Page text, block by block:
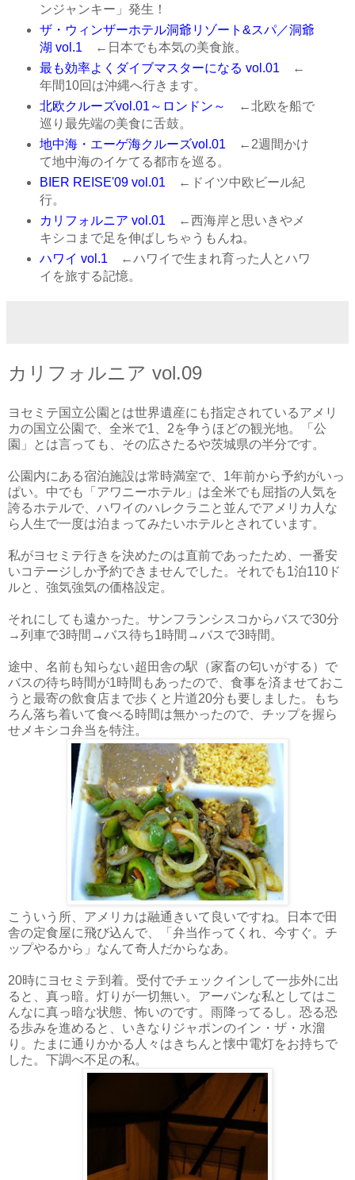
ンジャンキー」発生！
ザ・ウィンザーホテル洞爺リゾート&スパ／洞爺
湖 vol.1 ←日本でも本気の美食旅。
最も効率よくダイブマスターになる vol.01 ←
年間10回は沖縄へ行きます。
北欧クルーズvol.01～ロンドン～
←北欧を船で
巡り最先端の美食に舌鼓。
地中海・エーゲ海クルーズvol.01 ←2週間かけ
て地中海のイケてる都市を巡る。
BIER REISE'09 vol.01 ←ドイツ中欧ビール紀
行。
カリフォルニア vol.01 ←西海岸と思いきやメ
キシコまで足を伸ばしちゃうもんね。
ハワイ vol.1 ←ハワイで生まれ育った人とハワ
イを旅する記憶。
カリフォルニア vol.09
ヨセミテ国立公園とは世界遺産にも指定されているアメリ
カの国立公園で、全米で1、2を争うほどの観光地。「公
園」とは言っても、その広さたるや茨城県の半分です。
公園内にある宿泊施設は常時満室で、1年前から予約がいっ
ぱい。中でも「アワニーホテル」は全米でも屈指の人気を
誇るホテルで、ハワイのハレクラニと並んでアメリカ人な
ら人生で一度は泊まってみたいホテルとされています。
私がヨセミテ行きを決めたのは直前であったため、一番安
いコテージしか予約できませんでした。それでも1泊110ド
ルと、強気強気の価格設定。
それにしても遠かった。サンフランシスコからバスで30分
→列車で3時間→バス待ち1時間→バスで3時間。
途中、名前も知らない超田舎の駅（家畜の匂いがする）で
バスの待ち時間が1時間もあったので、食事を済ませておこ
うと最寄の飲食店まで歩くと片道20分も要しました。もち
ろん落ち着いて食べる時間は無かったので、チップを握ら
せメキシコ弁当を特注。
こういう所、アメリカは融通きいて良いですね。日本で田
舎の定食屋に飛び込んで、「弁当作ってくれ、今すぐ。チ
ップやるから」なんて奇人だからなあ。
20時にヨセミテ到着。受付でチェックインして一歩外に出
ると、真っ暗。灯りが一切無い。アーバンな私としてはこ
んなに真っ暗な状態、怖いのです。雨降ってるし。恐る恐
る歩みを進めると、いきなりジャポンのイン・ザ・水溜
り。たまに通りかかる人々はきちんと懐中電灯をお持ちで
した。下調べ不足の私。